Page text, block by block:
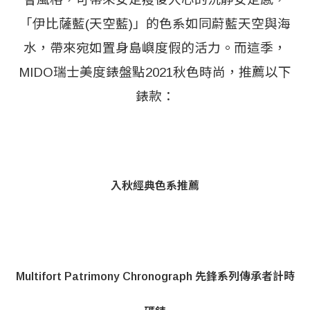
「伊比薩藍(天空藍)」的色系如同蔚藍天空與海
水，帶來宛如置身島嶼度假的活力。而這季，
MIDO瑞士美度錶盤點2021秋色時尚，推薦以下
錶款：
入秋經典色系推薦
Multifort Patrimony Chronograph 先鋒系列傳承者計時